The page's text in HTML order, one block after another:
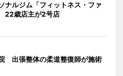
ナルジム「フィットネス・ファ
22歳店主が2号店
出張整体の柔道整復師が施術